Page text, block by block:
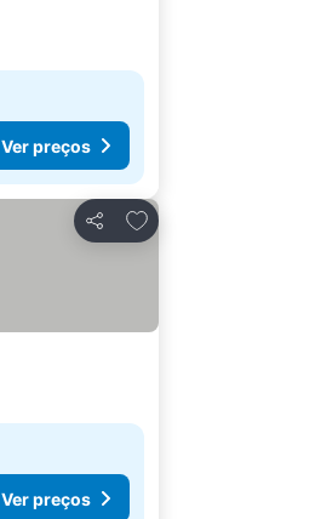
Ver preços
Partilhar
Adicionar aos
Ver preços